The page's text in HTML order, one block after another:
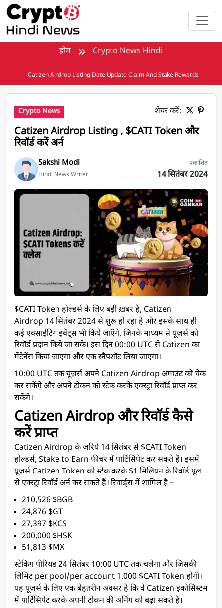
मुख्य सामग्री पर जाएँ
होम Crypto News Hindi
Catizen Airdrop Listing Date Update Claim And Stake Rewards
Crypto News शेयर करें:
Catizen Airdrop Listing , $CATI Token और
रिवॉर्ड करें अर्न
Sakshi Modi
Hindi News Writer
प्रकाशित
14 सितंबर 2024
Catizen Airdrop Listing
$CATI Token होल्डर्स के लिए बड़ी ख़बर है, Catizen
Airdrop 14 सितंबर 2024 से शुरू हो रहा है और इसके साथ ही
कई एक्साईटिंग इवेंट्स भी किये जाएँगे, जिनके माध्यम से यूज़र्स को
रिवॉर्ड प्रदान किये जा सके। इस दिन 00:00 UTC से Catizen का
मेंटेनेंस किया जाएगा और एक स्नैपशॉट लिया जाएगा।
10:00 UTC तक यूज़र्स अपने Catizen Airdrop अमाउंट को चेक
कर सकेंगे और अपने टोकन को स्टेक करके एक्स्ट्रा रिवॉर्ड प्राप्त कर
सकेंगे।
Catizen Airdrop और रिवॉर्ड कैसे
करें प्राप्त
Catizen Airdrop के जरिये 14 सितंबर से $CATI Token
होल्डर्स, Stake to Earn फीचर में पार्टिसिपेट कर सकते हैं। इसमें
यूज़र्स Catizen Token को स्टेक करके $1 मिलियन के रिवॉर्ड पूल
से एक्स्ट्रा रिवॉर्ड अर्न कर सकते हैं। रिवार्ड्स में शामिल हैं –
210,526 $BGB
24,876 $GT
27,397 $KCS
200,000 $HSK
51,813 $MX
स्टेकिंग पीरियड 24 सितंबर 10:00 UTC तक चलेगा और जिसकी
लिमिट per pool/per account 1,000 $CATI Token होगी।
यह यूज़र्स के लिए एक बेहतरीन अवसर है कि वे Catizen इकोसिस्टम
में पार्टिसिपेट करके अपनी टोकन की अर्निग को बढ़ा सकते है।